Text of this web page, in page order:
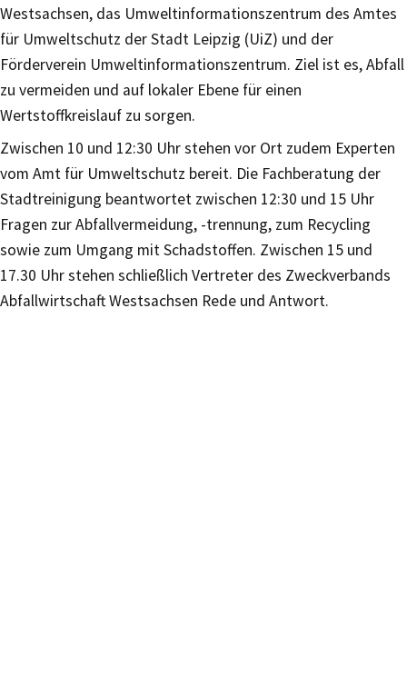
Westsachsen, das Umweltinformationszentrum des Amtes
für Umweltschutz der Stadt Leipzig (UiZ) und der
Förderverein Umweltinformationszentrum. Ziel ist es, Abfall
zu vermeiden und auf lokaler Ebene für einen
Wertstoffkreislauf zu sorgen.
Zwischen 10 und 12:30 Uhr stehen vor Ort zudem Experten
vom Amt für Umweltschutz bereit. Die Fachberatung der
Stadtreinigung beantwortet zwischen 12:30 und 15 Uhr
Fragen zur Abfallvermeidung, -trennung, zum Recycling
sowie zum Umgang mit Schadstoffen. Zwischen 15 und
17.30 Uhr stehen schließlich Vertreter des Zweckverbands
Abfallwirtschaft Westsachsen Rede und Antwort.